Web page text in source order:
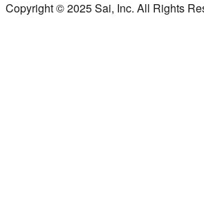
Copyright © 2025 Sai, Inc. All Rights